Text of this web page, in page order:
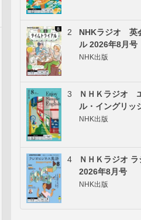
2
NHKラジオ 英
ル 2026年8月号
NHK出版
3
ＮＨＫラジオ
ル・イングリッ
NHK出版
4
ＮＨＫラジオ
2026年8月号
NHK出版